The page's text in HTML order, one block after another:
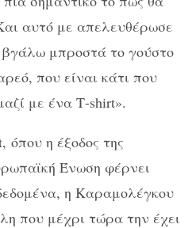
αυτό με απελευθέρωσε
μπροστά το γούστο
που είναι κάτι που
με ένα Τ-shirt».
όπου η έξοδος της
Ένωση φέρνει
η Καραμολέγκου
που μέχρι τώρα την έχει